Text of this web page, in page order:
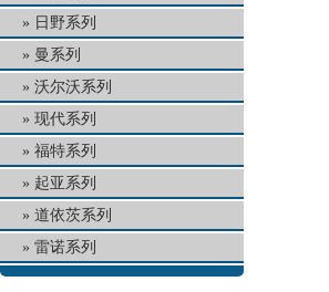
日野系列
曼系列
沃尔沃系列
现代系列
福特系列
起亚系列
道依茨系列
雷诺系列